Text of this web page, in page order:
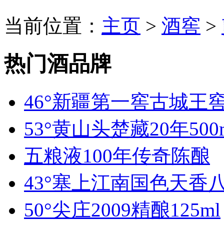
当前位置： 主页 > 酒窖 >
热门酒品牌
46°新疆第一窖古城王
53°黄山头楚藏20年
五粮液100年传奇陈酿
43°塞上江南国色天香
50°尖庄2009精酿125ml